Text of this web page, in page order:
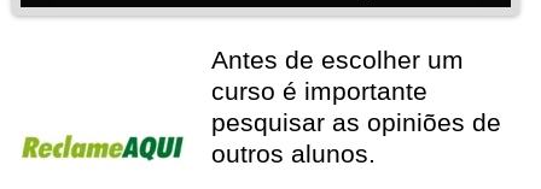
Antes de escolher um
curso é importante
pesquisar as opiniões de
outros alunos.